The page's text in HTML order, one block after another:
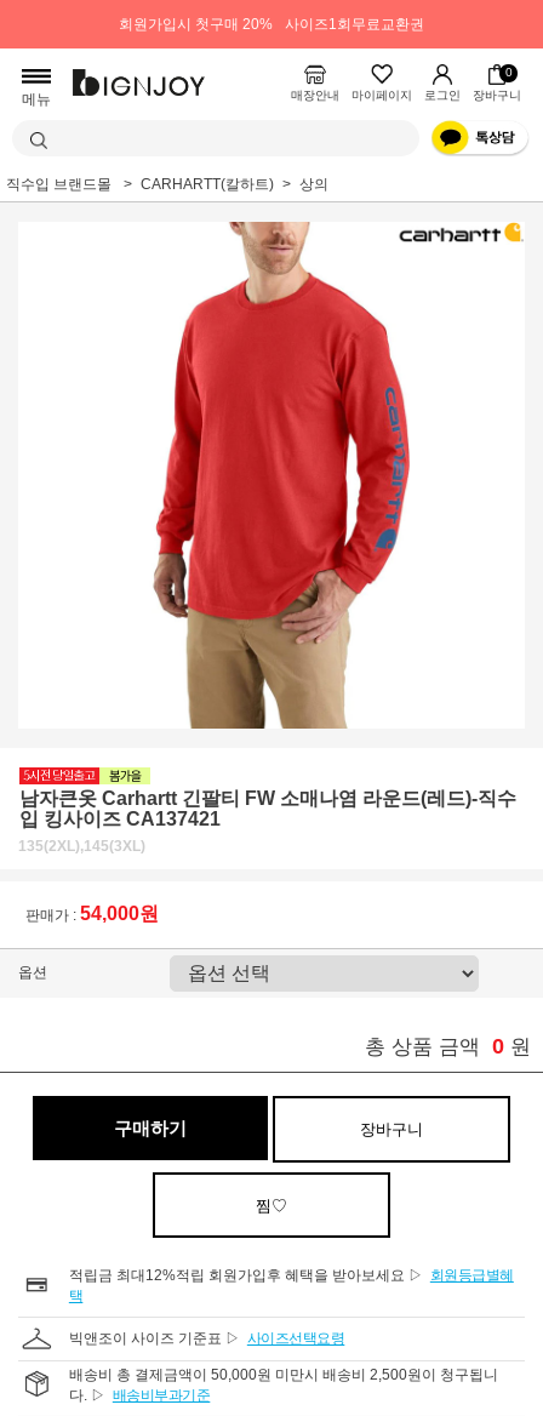
회원가입시 첫구매 20% 사이즈1회무료교환권
메뉴 매장안내 마이페이지 로그인
0
장바구니
직수입 브랜드몰 CARHARTT(칼하트) 상의
남자큰옷 Carhartt 긴팔티 FW 소매나염 라운드(레드)-직수
입 킹사이즈 CA137421
135(2XL),145(3XL)
판매가 : 54,000원
옵션
총 상품 금액 0 원
구매하기 장바구니
찜♡
적립금 최대12%적립 회원가입후 혜택을 받아보세요 ▷
회원등급별혜
택
빅앤조이 사이즈 기준표 ▷ 사이즈선택요령
배송비 총 결제금액이 50,000원 미만시 배송비 2,500원이 청구됩니
다. ▷ 배송비부과기준